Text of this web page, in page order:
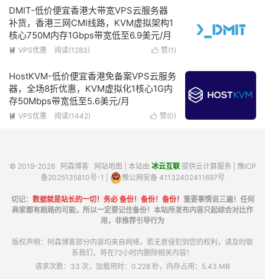
DMIT-低价便宜香港大带宽VPS云服务器
补货，香港三网CMI线路，KVM虚拟架构1
核心750M内存1Gbps带宽低至6.9美元/月
 赞(1 )
 VPS优惠 阅读(1283)
HostKVM-低价便宜香港免备案VPS云服务
器，全场8折优惠，KVM虚拟化1核心1G内
存50Mbps带宽低至5.6美元/月
 赞(0)
 VPS优惠 阅读(1442)
© 2019-2026 阿森博客 网站地图 | 本站由 冰云互联提供云计算服务 | 豫ICP
备2025135810号-1
豫公网安备 41132402411697号
切记： 数据就是站长的一切！务必 备份！备份！备份！ 重要事情说三遍！任何
商家都有跑路的可能，所以一定要记住备份！本站所发布内容只起综合对比作
用，非推荐引导行为
版权声明：阿森博客部分内容均来自网络，若无意侵犯到您的权利，请及时联
系我们，将在72小时内删除相关内容！
请求次数：33 次，加载用时：0.228 秒，内存占用：5.43 MB